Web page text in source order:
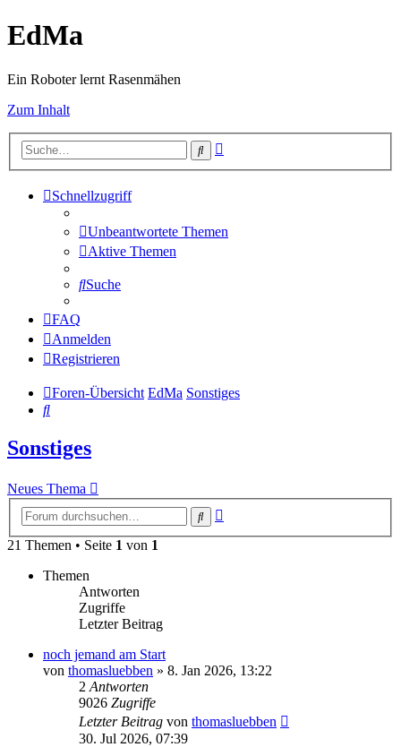
EdMa
Ein Roboter lernt Rasenmähen
Zum Inhalt
Suche
Schnellzugriff
Unbeantwortete Themen
Aktive Themen
Suche
FAQ
Anmelden
Registrieren
Foren-Übersicht EdMa Sonstiges
Suche
Sonstiges
Neues Thema
Suche
21 Themen • Seite 1 von 1
Themen
Antworten
Zugriffe
Letzter Beitrag
noch jemand am Start
von thomasluebben » 8. Jan 2026, 13:22
2 Antworten
9026 Zugriffe
Letzter Beitrag von thomasluebben
30. Jul 2026, 07:39